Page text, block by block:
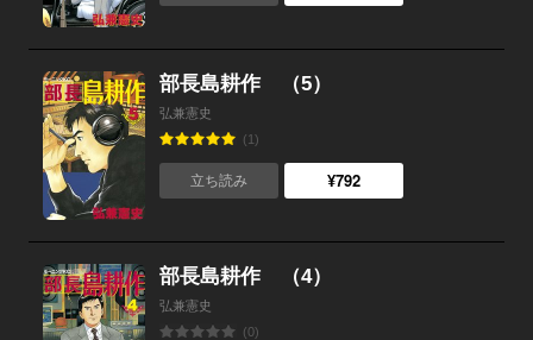
部長島耕作 （5）
弘兼憲史
(1)
立ち読み ¥792
部長島耕作 （4）
弘兼憲史
(0)